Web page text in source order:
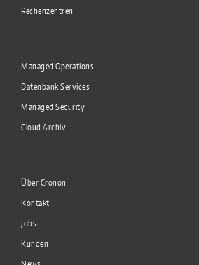
Rechenzentren
Managed Operations
Datenbank Services
Managed Security
Cloud Archiv
Über Cronon
Kontakt
Jobs
Kunden